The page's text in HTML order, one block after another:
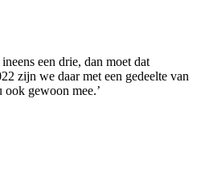
een drie, dan moet dat
zijn we daar met een gedeelte van
ook gewoon mee.’